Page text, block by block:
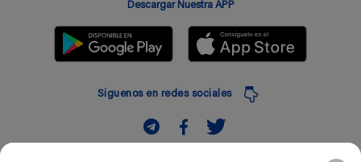
Descargar Nuestra APP
Siguenos en redes sociales